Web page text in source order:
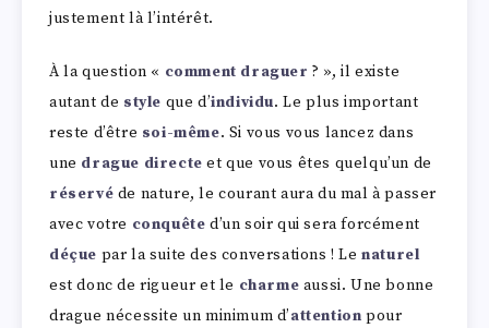
justement là l’intérêt.
À la question « comment draguer ? », il existe
autant de style que d’individu. Le plus important
reste d’être soi-même. Si vous vous lancez dans
une drague directe et que vous êtes quelqu’un de
réservé de nature, le courant aura du mal à passer
avec votre conquête d’un soir qui sera forcément
déçue par la suite des conversations ! Lenaturel
est donc de rigueur et le charme aussi. Une bonne
drague nécessite un minimum d’attention pour